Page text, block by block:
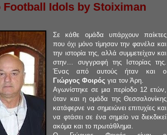
Football Idols by Stoiximan
Σε κάθε ομάδα υπάρχουν παίκτες
που όχι μόνο τίμησαν την φανέλα και
την ιστορία της, αλλά συμμετείχαν και
στην… συγγραφή της Ιστορίας της.
Ένας από αυτούς ήταν και ο
Γιώργος Φοιρός για τον Άρη.
Αγωνίστηκε σε μια περίοδο 12 ετών,
όταν και η ομάδα της Θεσσαλονίκης
κατάφερνε να σημειώνει επιτυχίες και
να φτάσει σε ένα σημείο να διεκδικεί
ακόμα και το πρωτάθλημα.